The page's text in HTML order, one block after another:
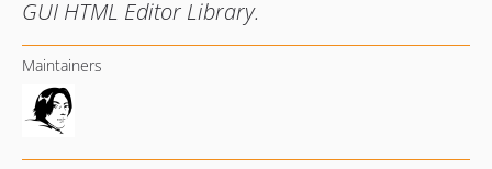
GUI HTML Editor Library.
Maintainers